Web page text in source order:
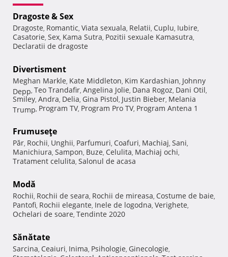
Dragoste & Sex
Dragoste, Romantic, Viata sexuala, Relatii, Cuplu, Iubire,
Casatorie, Sex, Kama Sutra, Pozitii sexuale Kamasutra,
Declaratii de dragoste
Divertisment
Meghan Markle, Kate Middleton, Kim Kardashian, Johnny
Depp, Teo Trandafir, Angelina Jolie, Dana Rogoz, Dani Otil,
Smiley, Andra, Delia, Gina Pistol, Justin Bieber, Melania
Trump, Program TV, Program Pro TV, Program Antena 1
Frumuseţe
Păr, Rochii, Unghii, Parfumuri, Coafuri, Machiaj, Sani,
Manichiura, Sampon, Buze, Celulita, Machiaj ochi,
Tratament celulita, Salonul de acasa
Modă
Rochii, Rochii de seara, Rochii de mireasa, Costume de baie,
Pantofi, Rochii elegante, Inele de logodna, Verighete,
Ochelari de soare, Tendinte 2020
Sănătate
Sarcina, Ceaiuri, Inima, Psihologie, Ginecologie,